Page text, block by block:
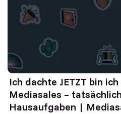
Ich dachte JETZT bin
Mediasales –
Hausaufgaben |